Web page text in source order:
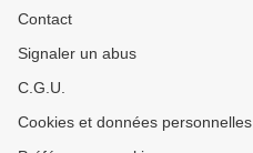
Contact
Signaler un abus
C.G.U.
Cookies et données personnelles